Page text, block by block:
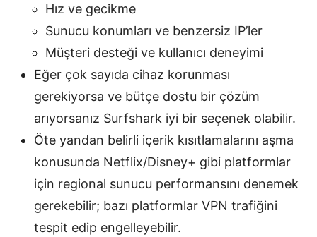
Hız ve gecikme
Sunucu konumları ve benzersiz IP’ler
Müşteri desteği ve kullanıcı deneyimi
Eğer çok sayıda cihaz korunması
gerekiyorsa ve bütçe dostu bir çözüm
arıyorsanız Surfshark iyi bir seçenek olabilir.
Öte yandan belirli içerik kısıtlamalarını aşma
konusunda Netflix/Disney+ gibi platformlar
için regional sunucu performansını denemek
gerekebilir; bazı platformlar VPN trafiğini
tespit edip engelleyebilir.